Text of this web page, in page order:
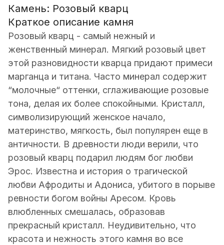
Камень: Розовый кварц
Краткое описание камня
Розовый кварц - самый нежный и
женственный минерал. Мягкий розовый цвет
этой разновидности кварца придают примеси
марганца и титана. Часто минерал содержит
“молочные“ оттенки, сглаживающие розовые
тона, делая их более спокойными. Кристалл,
символизирующий женское начало,
материнство, мягкость, был популярен еще в
античности. В древности люди верили, что
розовый кварц подарил людям бог любви
Эрос. Известна и история о трагической
любви Афродиты и Адониса, убитого в порыве
ревности богом войны Аресом. Кровь
влюбленных смешалась, образовав
прекрасный кристалл. Неудивительно, что
красота и нежность этого камня во все